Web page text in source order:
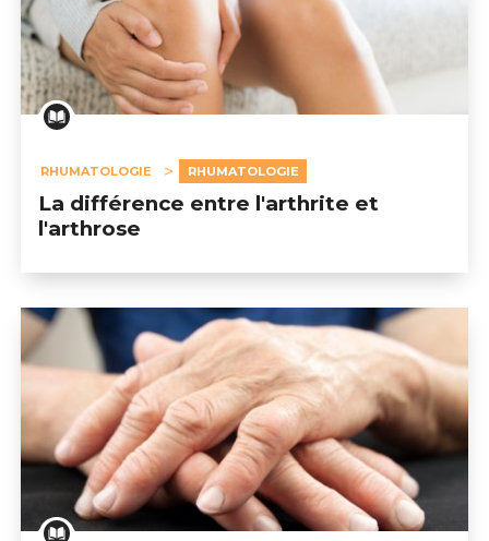
RHUMATOLOGIE RHUMATOLOGIE
La différence entre l'arthrite et
l'arthrose